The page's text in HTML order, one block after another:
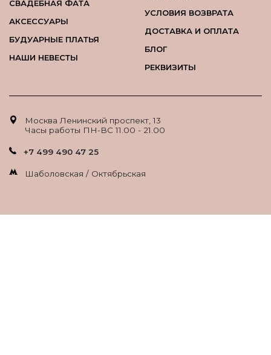
СВАДЕБНАЯ ФАТА
АКСЕССУАРЫ
БУДУАРНЫЕ ПЛАТЬЯ
НАШИ НЕВЕСТЫ
УСЛОВИЯ ВОЗВРАТА
ДОСТАВКА И ОПЛАТА
БЛОГ
РЕКВИЗИТЫ
Москва Ленинский проспект, 13
Часы работы ПН-ВС 11.00 - 21.00
+7 499 490 47 25
Шаболовская / Октябрьская